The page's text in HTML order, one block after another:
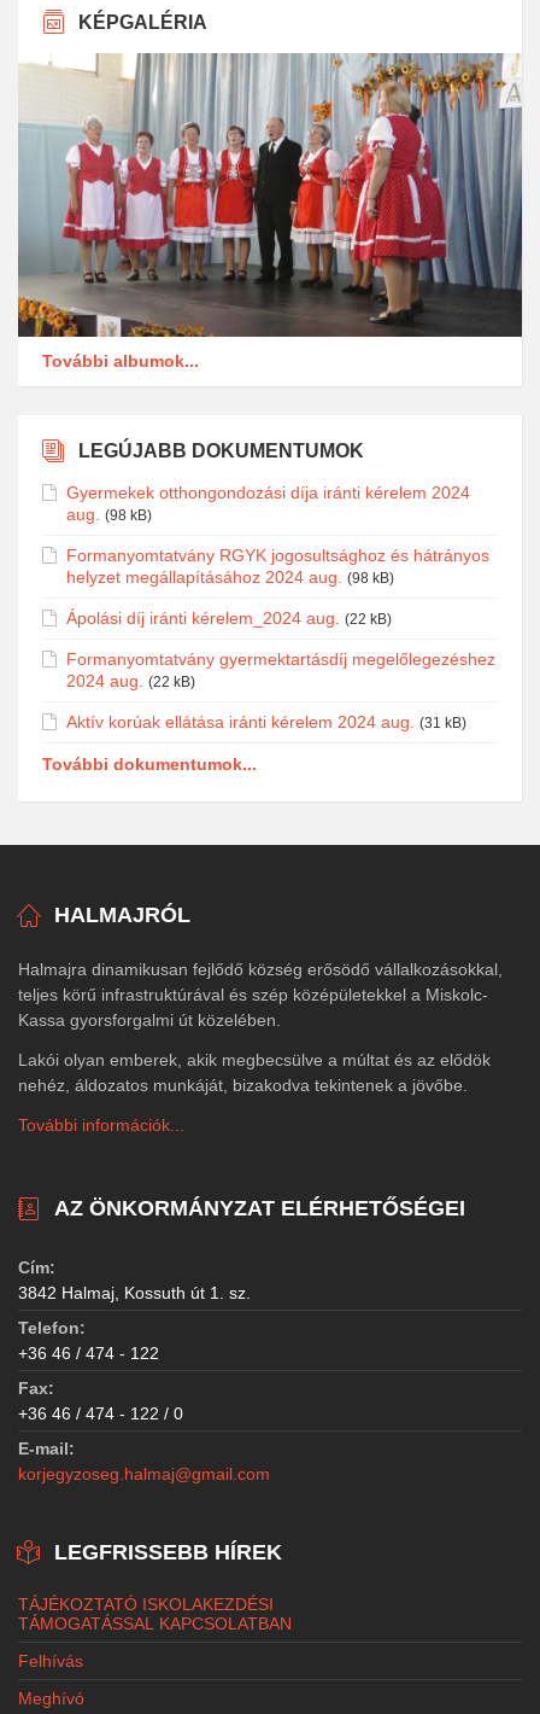
KÉPGALÉRIA
További albumok...
LEGÚJABB DOKUMENTUMOK
Gyermekek otthongondozási díja iránti kérelem 2024
aug.
(98 kB)
Formanyomtatvány RGYK jogosultsághoz és hátrányos
helyzet megállapításához 2024 aug.
(98 kB)
Ápolási díj iránti kérelem_2024 aug. (22 kB)
Formanyomtatvány gyermektartásdíj megelőlegezéshez
2024 aug.
(22 kB)
Aktív korúak ellátása iránti kérelem 2024 aug. (31 kB)
További dokumentumok...
HALMAJRÓL
Halmajra dinamikusan fejlődő község erősödő vállalkozásokkal,
teljes körű infrastruktúrával és szép középületekkel a Miskolc-
Kassa gyorsforgalmi út közelében.
Lakói olyan emberek, akik megbecsülve a múltat és az elődök
nehéz, áldozatos munkáját, bizakodva tekintenek a jövőbe.
További információk...
AZ ÖNKORMÁNYZAT ELÉRHETŐSÉGEI
Cím:
3842 Halmaj, Kossuth út 1. sz.
Telefon:
+36 46 / 474 - 122
Fax:
+36 46 / 474 - 122 / 0
E-mail:
korjegyzoseg.halmaj@gmail.com
LEGFRISSEBB HÍREK
TÁJÉKOZTATÓ ISKOLAKEZDÉSI
TÁMOGATÁSSAL KAPCSOLATBAN
Felhívás
Meghívó